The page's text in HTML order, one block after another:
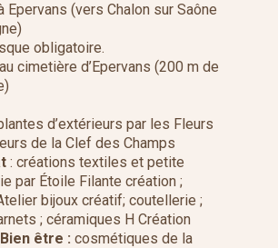
Epervans (vers Chalon sur Saône
obligatoire.
cimetière d’Epervans (200 m de
d’extérieurs par les Fleurs
de la Clef des Champs
: créations textiles et petite
par Étoile Filante création ;
bijoux créatif; coutellerie ;
; céramiques H Création
être : cosmétiques de la